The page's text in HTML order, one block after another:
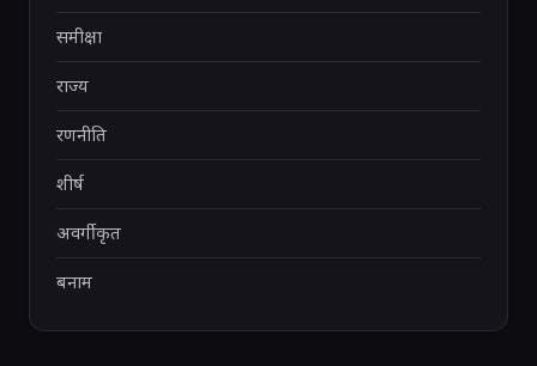
समीक्षा
राज्य
रणनीति
शीर्ष
अवर्गीकृत
बनाम